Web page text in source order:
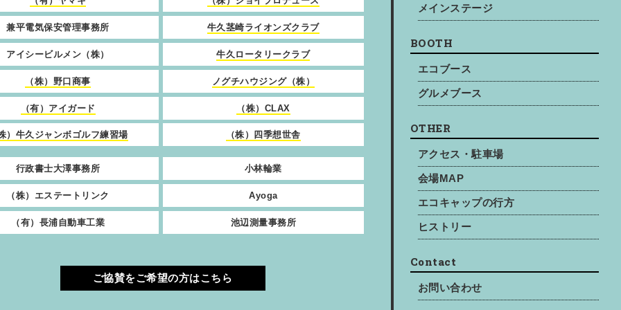
兼平電気保安管理事務所 牛久茎崎ライオンズクラブ
アイシービルメン（株） 牛久ロータリークラブ
（株）野口商事 ノグチハウジング（株）
（有）アイガード （株）CLAX
）牛久ジャンボゴルフ練習場 （株）四季想世舎
行政書士大澤事務所 小林輪業
（株）エステートリンク Ayoga
（有）長浦自動車工業 池辺測量事務所
ご協賛をご希望の方はこちら
メインステージ
BOOTH
エコブース
グルメブース
OTHER
アクセス・駐車場
会場MAP
エコキャップの行方
ヒストリー
Contact
お問い合わせ